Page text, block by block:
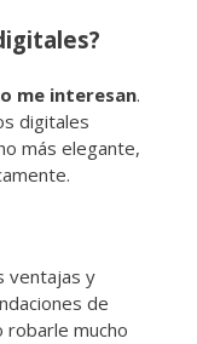
me interesan.
digitales
más elegante,
ventajas y
de
robarle mucho